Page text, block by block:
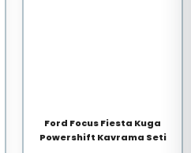
Ford Focus Fiesta Kuga
Powershift Kavrama Seti